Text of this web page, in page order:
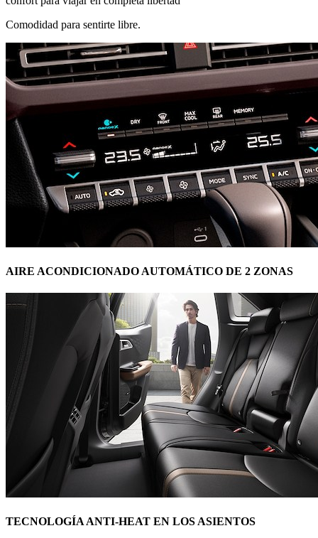
Comodidad para sentirte libre.
AIRE ACONDICIONADO AUTOMÁTICO DE 2 ZONAS
TECNOLOGÍA ANTI-HEAT EN LOS ASIENTOS